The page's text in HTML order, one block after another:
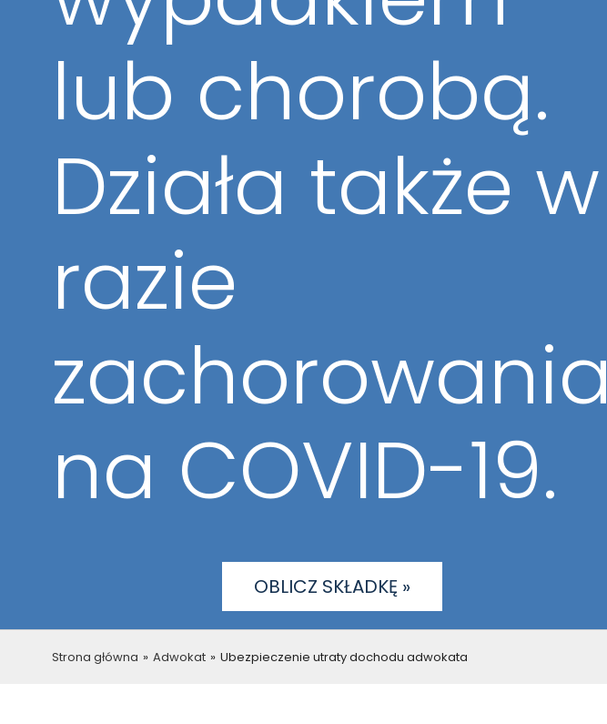
lub chorobą.
Działa także w
razie
zachorowania
na COVID-19.
OBLICZ SKŁADKĘ »
Strona główna » Adwokat » Ubezpieczenie utraty dochodu adwokata